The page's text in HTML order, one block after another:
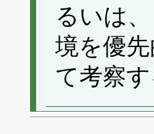
るいは
境を優
て考察す